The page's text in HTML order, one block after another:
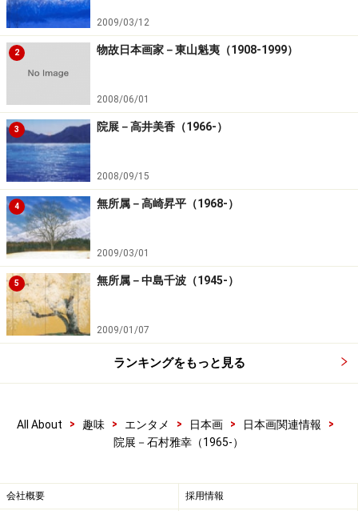
2009/03/12
2 物故日本画家－東山魁夷（1908-1999）
2008/06/01
3 院展－高井美香（1966-）
2008/09/15
4 無所属－高崎昇平（1968-）
2009/03/01
5 無所属－中島千波（1945-）
2009/01/07
ランキングをもっと見る
All About > 趣味 > エンタメ > 日本画 > 日本画関連情報
>
院展－石村雅幸（1965-）
会社概要 採用情報